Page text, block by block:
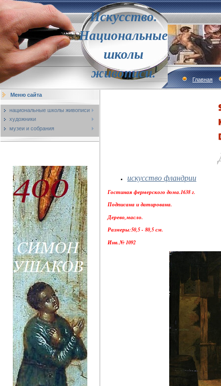
Искусство.
Национальные
школы
живописи.
Главная
Меню сайта
национальные школы живописи
художники
музеи и собрания
искусство фландрии
Гостиная фермерского дома.1638 г.
Подписана и датирована.
Дерево,масло.
Размеры:50,5 - 80,5 см.
Инв.№ 1092